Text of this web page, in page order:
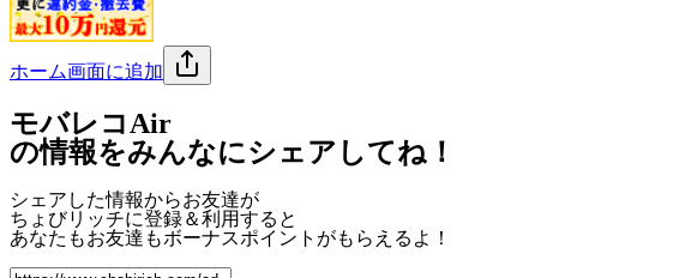
ホーム画面に追加
モバレコAir
の情報をみんなにシェアしてね！
シェアした情報からお友達が
ちょびリッチに登録＆利用すると
あなたもお友達もボーナスポイント がもらえるよ！